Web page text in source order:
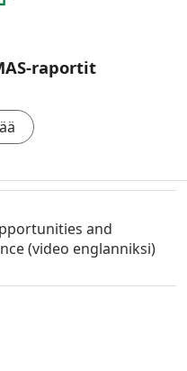
raportit
and
(video englanniksi)